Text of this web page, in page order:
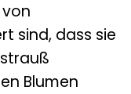
sind, dass sie
Blumen